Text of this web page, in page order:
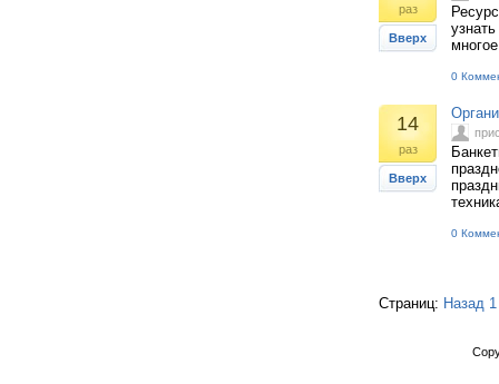
раз
Вверх
0
14
раз
Вверх
0
Страниц: Назад 1